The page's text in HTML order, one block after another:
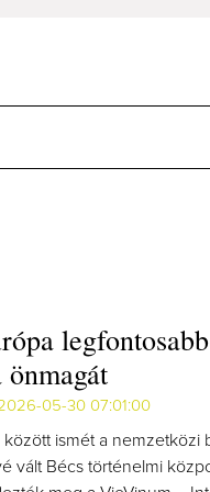
05-30 07:01:00
között ismét a
vált Bécs történelmi